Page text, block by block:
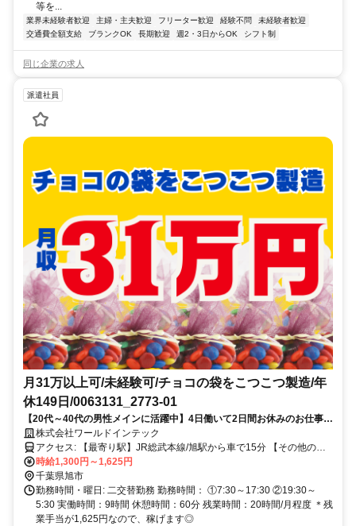
等を...
業界未経験者歓迎 主婦・主夫歓迎 フリーター歓迎 経験不問
未経験者歓迎
交通費全額支給
ブランクOK 長期歓迎 週2・3日からOK シフト制
同じ企業の求人
派遣社員
月31万以上可/未経験可/チョコの袋をこつこつ製造/年
休149日/0063131_2773-01
【20代～40代の男性メインに活躍中】4日働いて2日間お休みのお仕事で
す！スマホでサクッと日払い申請も可能です◎
株式会社ワールドインテック
アクセス: 【最寄り駅】JR総武本線/旭駅から車で15分 【その他の交
通手段】 車通勤・バイク通勤OK 交通費支給 【寮から工場まで】
車：20分 送迎バス：30分
時給1,300円～1,625円
千葉県旭市
勤務時間・曜日: 二交替勤務 勤務時間： ①7:30～17:30 ②19:30～
5:30 実働時間：9時間 休憩時間：60分 残業時間：20時間/月程度 ＊残
業手当が1,625円なので、稼げます◎